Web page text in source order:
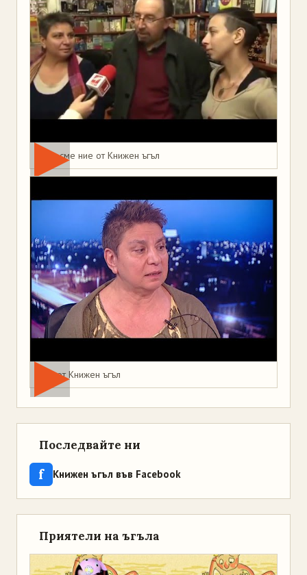
Това сме ние от Книжен ъгъл
Мая от Книжен ъгъл
Последвайте ни
f Книжен ъгъл във Facebook
Приятели на ъгъла